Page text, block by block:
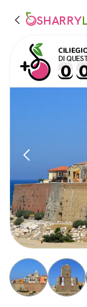
SHARRY
DI